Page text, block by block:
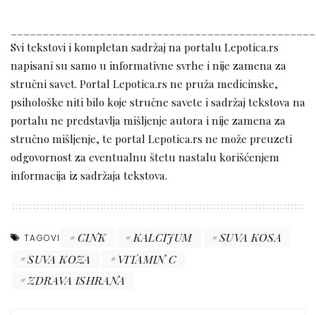
Svi tekstovi i kompletan sadržaj na portalu Lepotica.rs
napisani su samo u informativne svrhe i nije zamena za
stručni savet. Portal Lepotica.rs ne pruža medicinske,
psihološke niti bilo koje stručne savete i sadržaj tekstova na
portalu ne predstavlja mišljenje autora i nije zamena za
stručno mišljenje, te portal Lepotica.rs ne može preuzeti
odgovornost za eventualnu štetu nastalu korišćenjem
informacija iz sadržaja tekstova.
TAGOVI CINK KALCIJUM
SUVA KOSA
SUVA KOZA
VITAMIN C
ZDRAVA ISHRANA